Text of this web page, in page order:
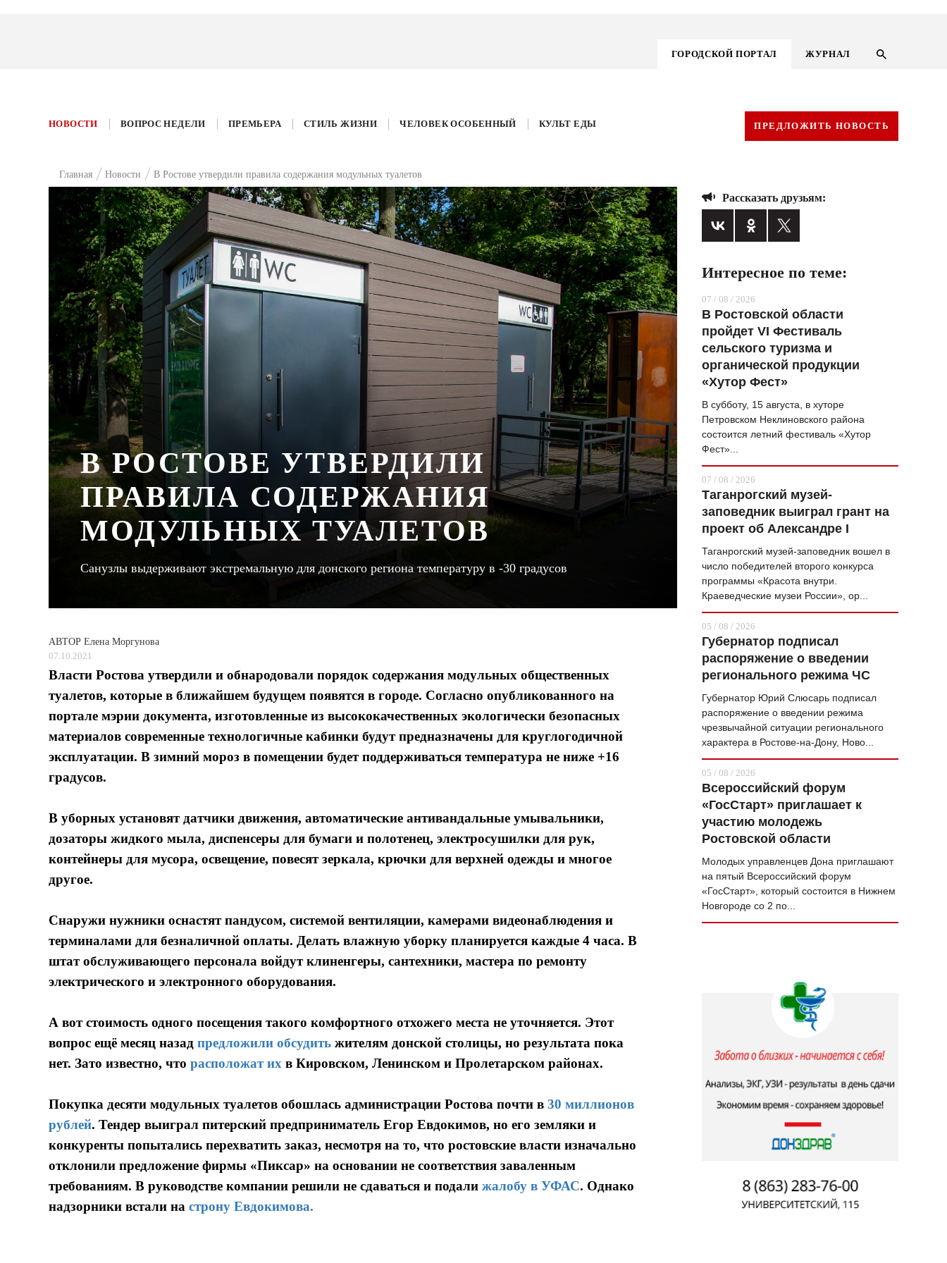
ГОРОДСКОЙ ПОРТАЛ ЖУРНАЛ
ГОРОДСКОЙ ПОРТАЛ
ВОПРОС НЕДЕЛИ
СТИЛЬ ЖИЗНИ
ХАЙП
ЧЕЛОВЕК ОСОБЕННЫЙ
КУЛЬТ ЕДЫ
АФИША
ЖУРНАЛ
НОВОСТИ ВОПРОС НЕДЕЛИ ПРЕМЬЕРА СТИЛЬ ЖИЗНИ ЧЕЛОВЕК ОСОБЕННЫЙ КУЛЬТ ЕДЫ ПРЕДЛОЖИТЬ НОВОСТЬ
Главная Новости В Ростове утвердили правила содержания модульных туалетов
В РОСТОВЕ УТВЕРДИЛИ
ПРАВИЛА СОДЕРЖАНИЯ
МОДУЛЬНЫХ ТУАЛЕТОВ
Санузлы выдерживают экстремальную для донского региона температуру в -30 градусов
АВТОР Елена Моргунова
07.10.2021
Власти Ростова утвердили и обнародовали порядок содержания модульных общественных
туалетов, которые в ближайшем будущем появятся в городе. Согласно опубликованного на
портале мэрии документа, изготовленные из высококачественных экологически безопасных
материалов современные технологичные кабинки будут предназначены для круглогодичной
эксплуатации. В зимний мороз в помещении будет поддерживаться температура не ниже +16
градусов.
В уборных установят датчики движения, автоматические антивандальные умывальники,
дозаторы жидкого мыла, диспенсеры для бумаги и полотенец, электросушилки для рук,
контейнеры для мусора, освещение, повесят зеркала, крючки для верхней одежды и многое
другое.
Снаружи нужники оснастят пандусом, системой вентиляции, камерами видеонаблюдения и
терминалами для безналичной оплаты. Делать влажную уборку планируется каждые 4 часа. В
штат обслуживающего персонала войдут клиненгеры, сантехники, мастера по ремонту
электрического и электронного оборудования.
А вот стоимость одного посещения такого комфортного отхожего места не уточняется. Этот
вопрос ещё месяц назад предложили обсудить жителям донской столицы, но результата пока
нет. Зато известно, что расположат их в Кировском, Ленинском и Пролетарском районах.
Покупка десяти модульных туалетов обошлась администрации Ростова почти в 30 миллионов
рублей. Тендер выиграл питерский предприниматель Егор Евдокимов, но его земляки и
конкуренты попытались перехватить заказ, несмотря на то, что ростовские власти изначально
отклонили предложение фирмы «Пиксар» на основании не соответствия заваленным
требованиям. В руководстве компании решили не сдаваться и подали жалобу в УФАС. Однако
надзорники встали на строну Евдокимова.
Рассказать друзьям:
Интересное по теме:
07 / 08 / 2026
В Ростовской области
пройдет VI Фестиваль
сельского туризма и
органической продукции
«Хутор Фест»
В субботу, 15 августа, в хуторе
Петровском Неклиновского района
состоится летний фестиваль «Хутор
Фест»...
07 / 08 / 2026
Таганрогский музей-
заповедник выиграл грант на
проект об Александре I
Таганрогский музей-заповедник вошел в
число победителей второго конкурса
программы «Красота внутри.
Краеведческие музеи России», ор...
05 / 08 / 2026
Губернатор подписал
распоряжение о введении
регионального режима ЧС
Губернатор Юрий Слюсарь подписал
распоряжение о введении режима
чрезвычайной ситуации регионального
характера в Ростове-на-Дону, Ново...
05 / 08 / 2026
Всероссийский форум
«ГосСтарт» приглашает к
участию молодежь
Ростовской области
Молодых управленцев Дона приглашают
на пятый Всероссийский форум
«ГосСтарт», который состоится в Нижнем
Новгороде со 2 по...